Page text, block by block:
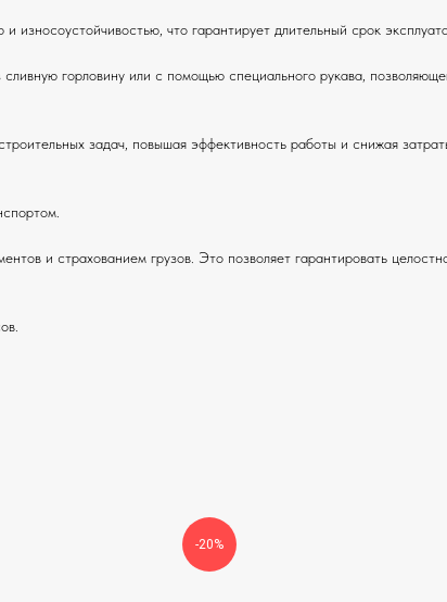
что гарантирует длительный срок
горловину или с помощью специального рукава,
задач, повышая эффективность работы и снижая
и страхованием грузов. Это позволяет гарантировать
-20%